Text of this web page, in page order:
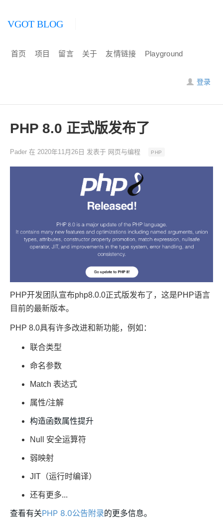
VGOT BLOG
首页 项目 留言 关于 友情链接 Playground
登录
PHP 8.0 正式版发布了
Pader 在 2020年11月26日 发表于 网页与编程 PHP
PHP开发团队宣布php8.0.0正式版发布了，这是PHP语言
目前的最新版本。
PHP 8.0具有许多改进和新功能，例如：
联合类型
命名参数
Match 表达式
属性/注解
构造函数属性提升
Null 安全运算符
弱映射
JIT（运行时编译）
还有更多...
查看有关PHP 8.0公告附录的更多信息。